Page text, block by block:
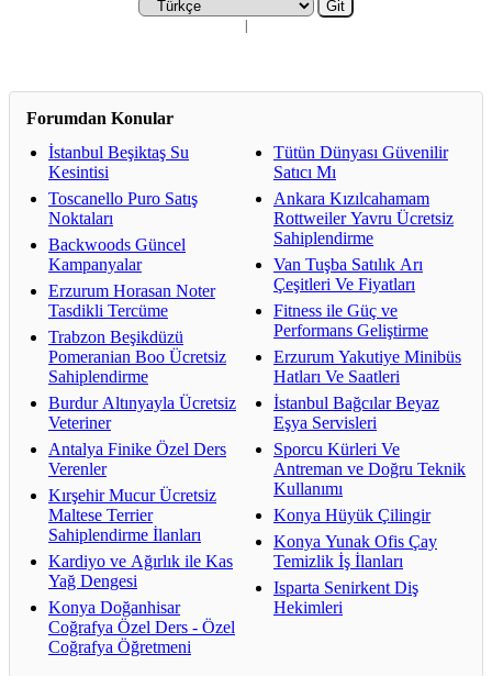
|
Forumdan Konular
İstanbul Beşiktaş Su
Kesintisi
Toscanello Puro Satış
Noktaları
Backwoods Güncel
Kampanyalar
Erzurum Horasan Noter
Tasdikli Tercüme
Trabzon Beşikdüzü
Pomeranian Boo Ücretsiz
Sahiplendirme
Burdur Altınyayla Ücretsiz
Veteriner
Antalya Finike Özel Ders
Verenler
Kırşehir Mucur Ücretsiz
Maltese Terrier
Sahiplendirme İlanları
Kardiyo ve Ağırlık ile Kas
Yağ Dengesi
Konya Doğanhisar
Coğrafya Özel Ders - Özel
Coğrafya Öğretmeni
Tütün Dünyası Güvenilir
Satıcı Mı
Ankara Kızılcahamam
Rottweiler Yavru Ücretsiz
Sahiplendirme
Van Tuşba Satılık Arı
Çeşitleri Ve Fiyatları
Fitness ile Güç ve
Performans Geliştirme
Erzurum Yakutiye Minibüs
Hatları Ve Saatleri
İstanbul Bağcılar Beyaz
Eşya Servisleri
Sporcu Kürleri Ve
Antreman ve Doğru Teknik
Kullanımı
Konya Hüyük Çilingir
Konya Yunak Ofis Çay
Temizlik İş İlanları
Isparta Senirkent Diş
Hekimleri